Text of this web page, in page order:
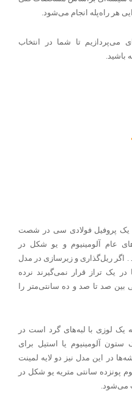
هر راه‌پله انجام می‌شود
می‌پردازیم تا شما در انتخاب
باشید
یک پروفیل فولادی سی در شصت
عام آلومینیوم و یو شکل در
ریل‌گذاری و زیرسازی در مدل
یک تراز قرار نمی‌گیرند نرده
بین صد تا صد و ده سانتی‌متر را
یک لوزی با لبه‌های گرد است در
ستون آلومینیوم یا استیل برای
در این مدل نیز دو لایه لمینت
پونزده سانتی متریه یو شکل در
می‌شود